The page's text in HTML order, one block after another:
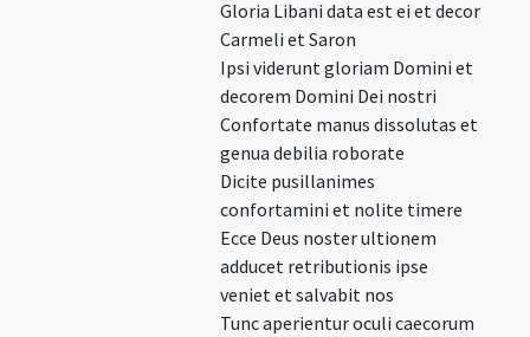
Gloria Libani data est ei et decor
Carmeli et Saron
Ipsi viderunt gloriam Domini et
decorem Domini Dei nostri
Confortate manus dissolutas et
genua debilia roborate
Dicite pusillanimes
confortamini et nolite timere
Ecce Deus noster ultionem
adducet retributionis ipse
veniet et salvabit nos
Tunc aperientur oculi caecorum